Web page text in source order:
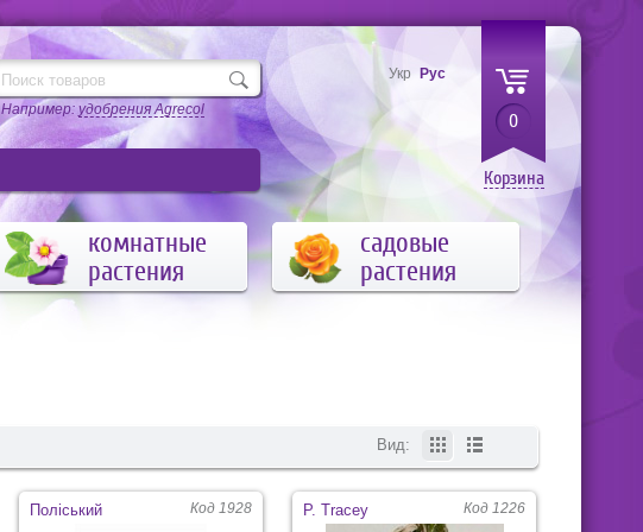
Например:удобрения Agrecol
0
Корзина
Укр Рус
комнатные
растения
садовые
растения
Вид:
Поліський Код 1928 P. Tracey Код 1226